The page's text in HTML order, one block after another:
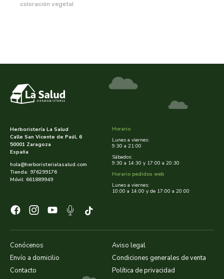
coloración vegetal.
Herboristería La Salud
Calle San Vicente de Paúl, 6
50001 Zaragoza
España
hola@herboristerialasalud.com
Tienda: 976299176
Móvil: 661889949
Conócenos
Envío a domicilio
Contacto
Aviso legal
Condiciones generales de venta
Política de privacidad
Horario
Lunes a viernes:
9:30 a 21:00
Sábados:
9:30 a 14:30 y 17:00 a 20:30
Horario pedidos web
Lunes a viernes:
10:00 a 14:00 y de 17:00 a 20:00
rapunzel
rhatma
rueber
sakai
salus
sanavy